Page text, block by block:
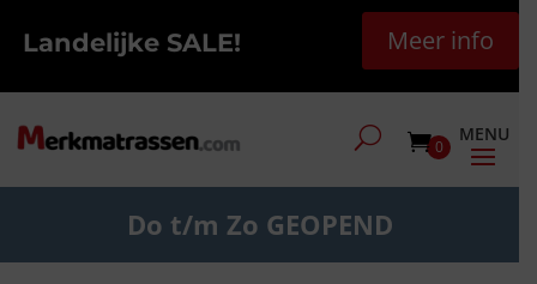
Landelijke SALE! Meer info
0
Do t/m Zo GEOPEND